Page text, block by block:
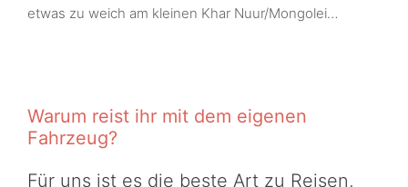
etwas zu weich am kleinen Khar Nuur/Mongolei…
Warum reist ihr mit dem eigenen
Fahrzeug?
Für uns ist es die beste Art zu Reisen,